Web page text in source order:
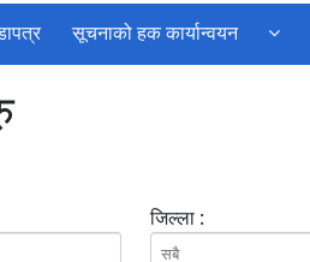
सूचनाको हक कार्यान्वयन
जिल्ला :